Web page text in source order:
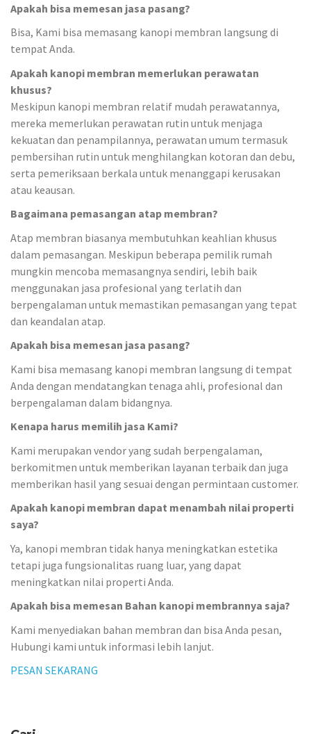
Apakah bisa memesan jasa pasang?
Bisa, Kami bisa memasang kanopi membran langsung di
tempat Anda.
Apakah kanopi membran memerlukan perawatan
khusus?
Meskipun kanopi membran relatif mudah perawatannya,
mereka memerlukan perawatan rutin untuk menjaga
kekuatan dan penampilannya, perawatan umum termasuk
pembersihan rutin untuk menghilangkan kotoran dan debu,
serta pemeriksaan berkala untuk menanggapi kerusakan
atau keausan.
Bagaimana pemasangan atap membran?
Atap membran biasanya membutuhkan keahlian khusus
dalam pemasangan. Meskipun beberapa pemilik rumah
mungkin mencoba memasangnya sendiri, lebih baik
menggunakan jasa profesional yang terlatih dan
berpengalaman untuk memastikan pemasangan yang tepat
dan keandalan atap.
Apakah bisa memesan jasa pasang?
Kami bisa memasang kanopi membran langsung di tempat
Anda dengan mendatangkan tenaga ahli, profesional dan
berpengalaman dalam bidangnya.
Kenapa harus memilih jasa Kami?
Kami merupakan vendor yang sudah berpengalaman,
berkomitmen untuk memberikan layanan terbaik dan juga
memberikan hasil yang sesuai dengan permintaan customer.
Apakah kanopi membran dapat menambah nilai properti
saya?
Ya, kanopi membran tidak hanya meningkatkan estetika
tetapi juga fungsionalitas ruang luar, yang dapat
meningkatkan nilai properti Anda.
Apakah bisa memesan Bahan kanopi membrannya saja?
Kami menyediakan bahan membran dan bisa Anda pesan,
Hubungi kami untuk informasi lebih lanjut.
PESAN SEKARANG